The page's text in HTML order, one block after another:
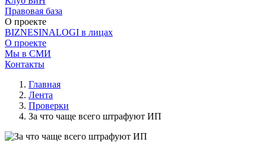
Правовая база
О проекте
BIZNESINALOGI в лицах
О проекте
Мы в СМИ
Контакты
Главная
Лента
Проверки
За что чаще всего штрафуют ИП